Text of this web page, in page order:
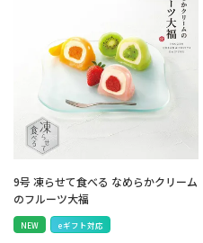
9号 凍らせて食べる なめらかクリーム
のフルーツ大福
NEW eギフト対応